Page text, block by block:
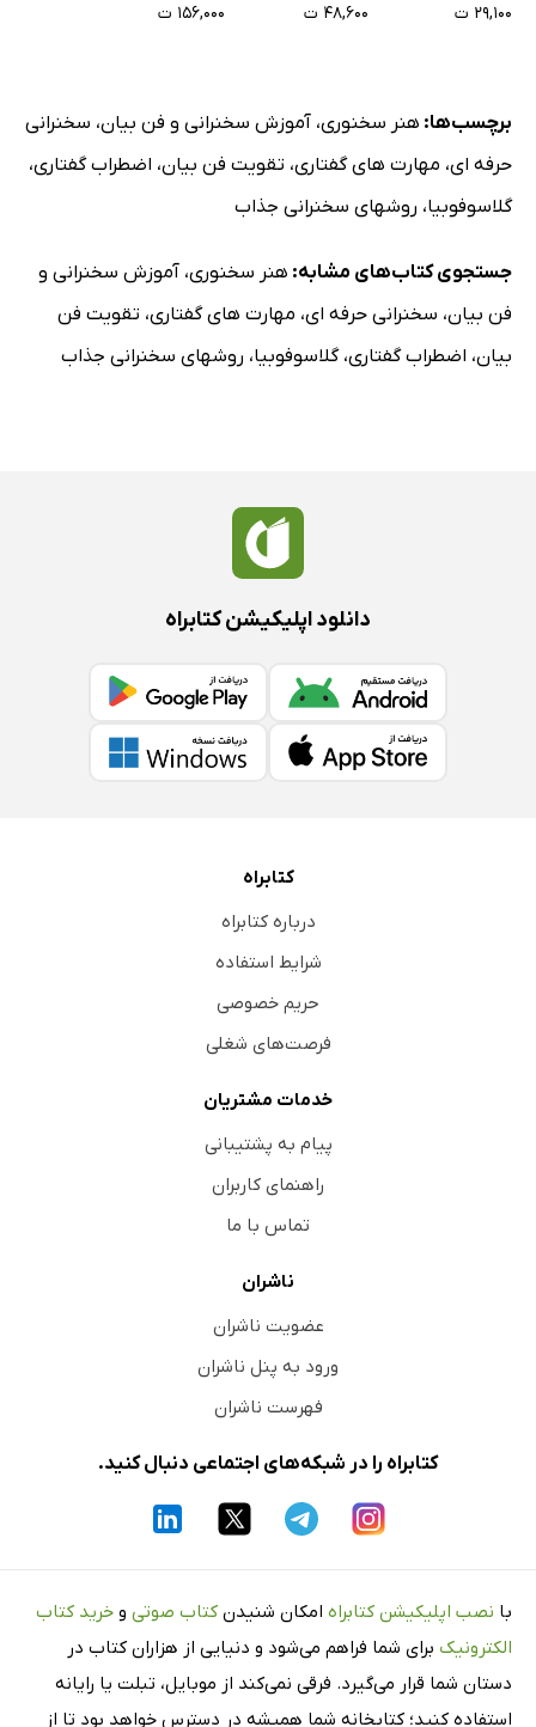
۲۹,۱۰۰ ت
۴۸,۶۰۰ ت
۱۵۶,۰۰۰ ت
برچسب‌ها: هنر سخنوری، آموزش سخنرانی و فن بیان، سخنرانی
حرفه ای، مهارت های گفتاری، تقویت فن بیان، اضطراب گفتاری،
گلاسوفوبیا، روشهای سخنرانی جذاب
جستجوی کتاب‌های مشابه: هنر سخنوری، آموزش سخنرانی و
فن بیان، سخنرانی حرفه ای، مهارت های گفتاری، تقویت فن
بیان، اضطراب گفتاری،گلاسوفوبیا، روشهای سخنرانی جذاب
دانلود اپلیکیشن کتابراه
کتابراه
درباره کتابراه
شرایط استفاده
حریم خصوصی
فرصت‌های شغلی
خدمات مشتریان
پیام به پشتیبانی
راهنمای کاربران
تماس با ما
ناشران
عضویت ناشران
ورود به پنل ناشران
فهرست ناشران
کتابراه را در شبکه‌های اجتماعی دنبال کنید.
با نصب اپلیکیشن کتابراه امکان شنیدن کتاب صوتی و خرید کتاب
الکترونیک برای شما فراهم می‌شود و دنیایی از هزاران کتاب در
دستان شما قرار می‌گیرد. فرقی نمی‌کند از موبایل، تبلت یا رایانه
استفاده کنید؛ کتابخانه شما همیشه در دسترس خواهد بود تا از